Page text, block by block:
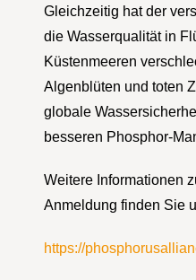
Gleichzeitig hat der
die Wasserqualität in
Küstenmeeren
Algenblüten und toten
globale
besseren Phosphor-
Weitere Informationen
Anmeldung finden Sie
https://